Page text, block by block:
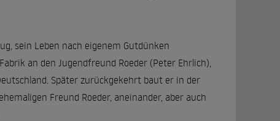
sein Leben nach eigenem Gutdünken
an den Jugendfreund Roeder (Peter Ehrlich),
Später zurückgekehrt baut er in der
Freund Roeder, aneinander, aber auch